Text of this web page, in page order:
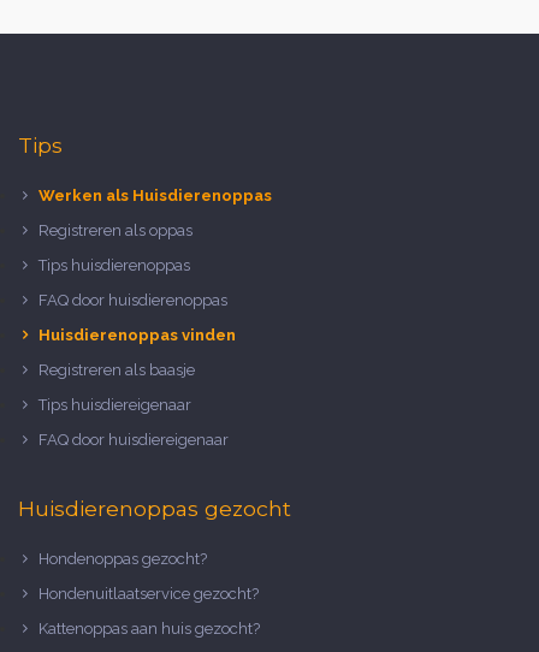
Tips
Werken als Huisdierenoppas
Registreren als oppas
Tips huisdierenoppas
FAQ door huisdierenoppas
Huisdierenoppas vinden
Registreren als baasje
Tips huisdiereigenaar
FAQ door huisdiereigenaar
Huisdierenoppas gezocht
Hondenoppas gezocht?
Hondenuitlaatservice gezocht?
Kattenoppas aan huis gezocht?